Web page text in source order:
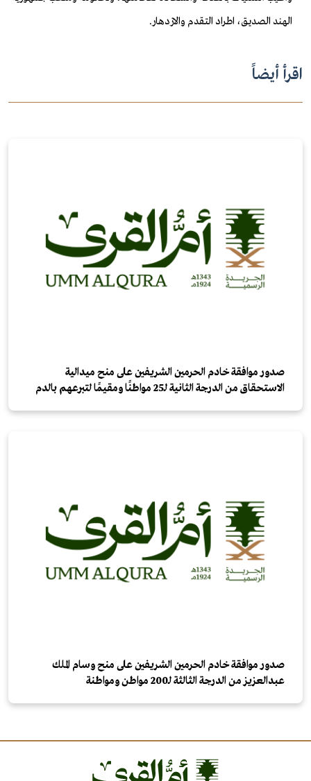
الهند الصديق، اطراد التقدم والازدهار.
اقرأ أيضاً
صدور موافقة خادم الحرمين الشريفين على منح ميدالية
الاستحقاق من الدرجة الثانية لـ25 مواطنًا ومقيمًا لتبرعهم بالدم
صدور موافقة خادم الحرمين الشريفين على منح وسام الملك
عبدالعزيز من الدرجة الثالثة لـ200 مواطن ومواطنة